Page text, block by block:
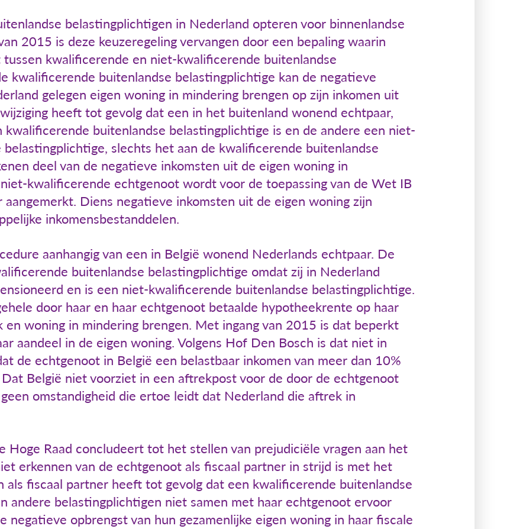
belastingplichtigen in Nederland opteren voor binnenlandse
2015 is deze keuzeregeling vervangen door een bepaling waarin
kwalificerende en niet-kwalificerende buitenlandse
kwalificerende buitenlandse belastingplichtige kan de negatieve
gelegen eigen woning in mindering brengen op zijn inkomen uit
heeft tot gevolg dat een in het buitenland wonend echtpaar,
buitenlandse belastingplichtige is en de andere een niet-
slechts het aan de kwalificerende buitenlandse
deel van de negatieve inkomsten uit de eigen woning in
kwalificerende echtgenoot wordt voor de toepassing van de Wet IB
Diens negatieve inkomsten uit de eigen woning zijn
inkomensbestanddelen.
aanhangig van een in België wonend Nederlands echtpaar. De
buitenlandse belastingplichtige omdat zij in Nederland
en is een niet-kwalificerende buitenlandse belastingplichtige.
door haar en haar echtgenoot betaalde hypotheekrente op haar
woning in mindering brengen. Met ingang van 2015 is dat beperkt
aandeel in de eigen woning. Volgens Hof Den Bosch is dat niet in
de echtgenoot in België een belastbaar inkomen van meer dan 10%
België niet voorziet in een aftrekpost voor de door de echtgenoot
omstandigheid die ertoe leidt dat Nederland die aftrek in
Hoge Raad concludeert tot het stellen van prejudiciële vragen aan het
erkennen van de echtgenoot als fiscaal partner in strijd is met het
als fiscaal partner heeft tot gevolg dat een kwalificerende buitenlandse
andere belastingplichtigen niet samen met haar echtgenoot ervoor
negatieve opbrengst van hun gezamenlijke eigen woning in haar fiscale